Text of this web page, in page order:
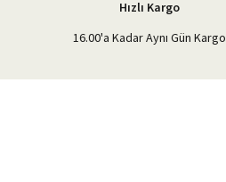
Hızlı Kargo
16.00'a Kadar Aynı Gün Kargo